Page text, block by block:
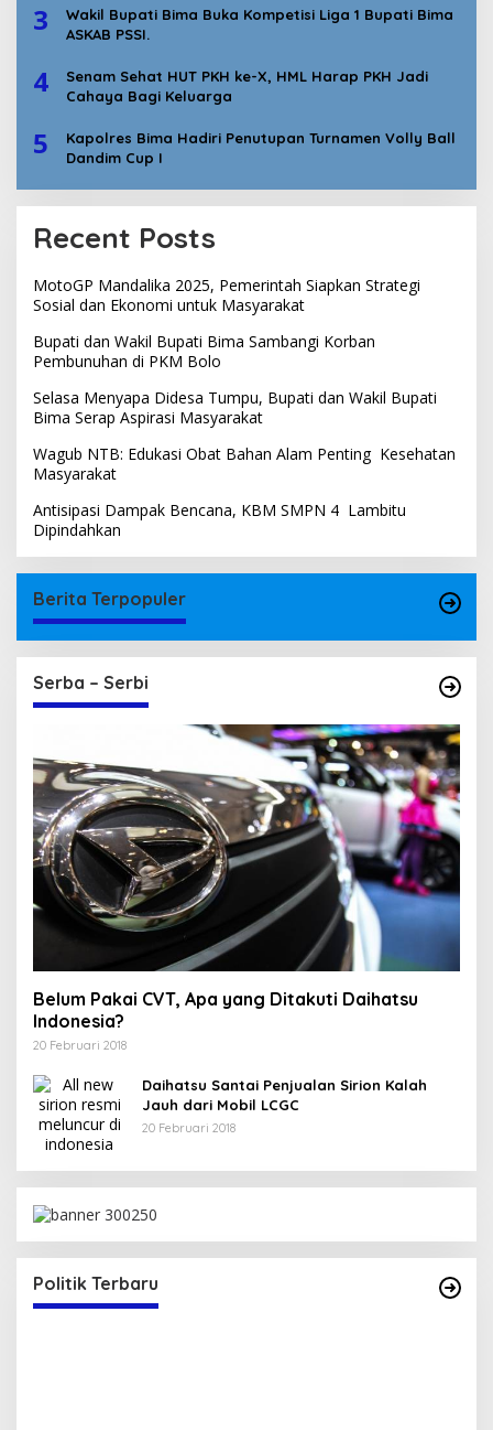
3
Wakil Bupati Bima Buka Kompetisi Liga 1 Bupati Bima
ASKAB PSSI.
4
Senam Sehat HUT PKH ke-X, HML Harap PKH Jadi
Cahaya Bagi Keluarga
5
Kapolres Bima Hadiri Penutupan Turnamen Volly Ball
Dandim Cup I
Recent Posts
MotoGP Mandalika 2025, Pemerintah Siapkan Strategi
Sosial dan Ekonomi untuk Masyarakat
Bupati dan Wakil Bupati Bima Sambangi Korban
Pembunuhan di PKM Bolo
Selasa Menyapa Didesa Tumpu, Bupati dan Wakil Bupati
Bima Serap Aspirasi Masyarakat
Wagub NTB: Edukasi Obat Bahan Alam Penting Kesehatan
Masyarakat
Antisipasi Dampak Bencana, KBM SMPN 4 Lambitu
Dipindahkan
Berita Terpopuler
Serba – Serbi
Belum Pakai CVT, Apa yang Ditakuti Daihatsu
Indonesia?
20 Februari 2018
Daihatsu Santai Penjualan Sirion Kalah
Jauh dari Mobil LCGC
20 Februari 2018
Politik Terbaru